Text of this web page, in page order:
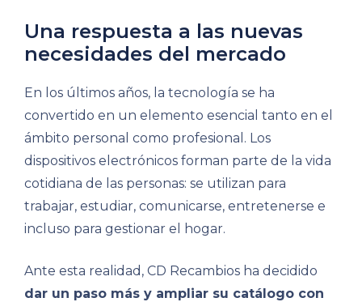
Una respuesta a las nuevas
necesidades del mercado
En los últimos años, la tecnología se ha
convertido en un elemento esencial tanto en el
ámbito personal como profesional. Los
dispositivos electrónicos forman parte de la vida
cotidiana de las personas: se utilizan para
trabajar, estudiar, comunicarse, entretenerse e
incluso para gestionar el hogar.
Ante esta realidad, CD Recambios ha decidido
dar un paso más y ampliar su catálogo con